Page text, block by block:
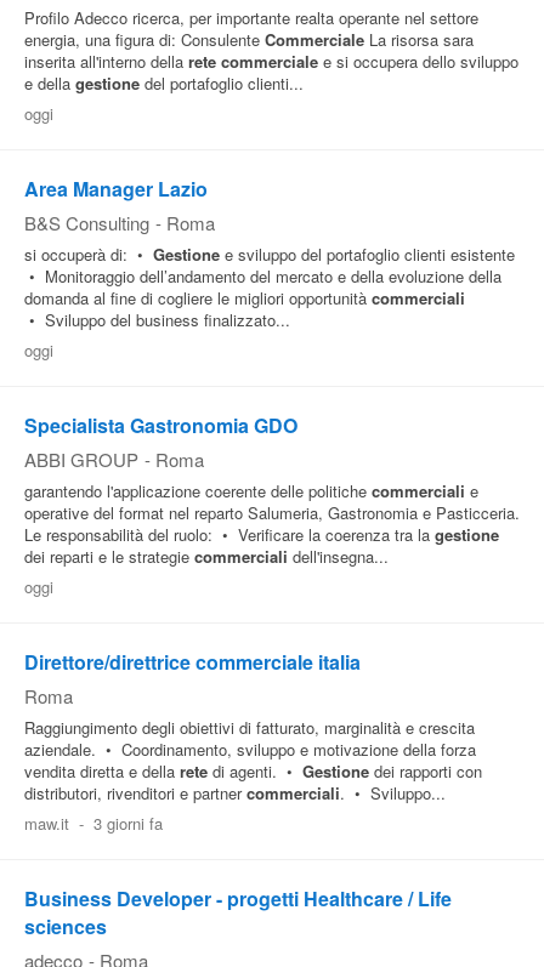
Profilo Adecco ricerca, per importante realta operante nel settore
energia, una figura di: Consulente Commerciale La risorsa sara
inserita all'interno della rete commerciale e si occupera dello sviluppo
e della gestione del portafoglio clienti...
oggi
Area Manager Lazio
B&S Consulting - Roma
si occuperà di: • Gestione e sviluppo del portafoglio clienti esistente
• Monitoraggio dell’andamento del mercato e della evoluzione della
domanda al fine di cogliere le migliori opportunità commerciali
• Sviluppo del business finalizzato...
oggi
Specialista Gastronomia GDO
ABBI GROUP - Roma
garantendo l'applicazione coerente delle politiche commerciali e
operative del format nel reparto Salumeria, Gastronomia e Pasticceria.
Le responsabilità del ruolo: • Verificare la coerenza tra la gestione
dei reparti e le strategie commerciali dell'insegna...
oggi
Direttore/direttrice commerciale italia
Roma
Raggiungimento degli obiettivi di fatturato, marginalità e crescita
aziendale. • Coordinamento, sviluppo e motivazione della forza
vendita diretta e della rete di agenti. • Gestione dei rapporti con
distributori, rivenditori e partnercommerciali. • Sviluppo...
maw.it - 3 giorni fa
Business Developer - progetti Healthcare / Life
sciences
adecco - Roma